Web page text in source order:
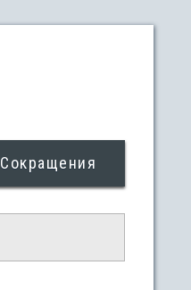
Сокращения